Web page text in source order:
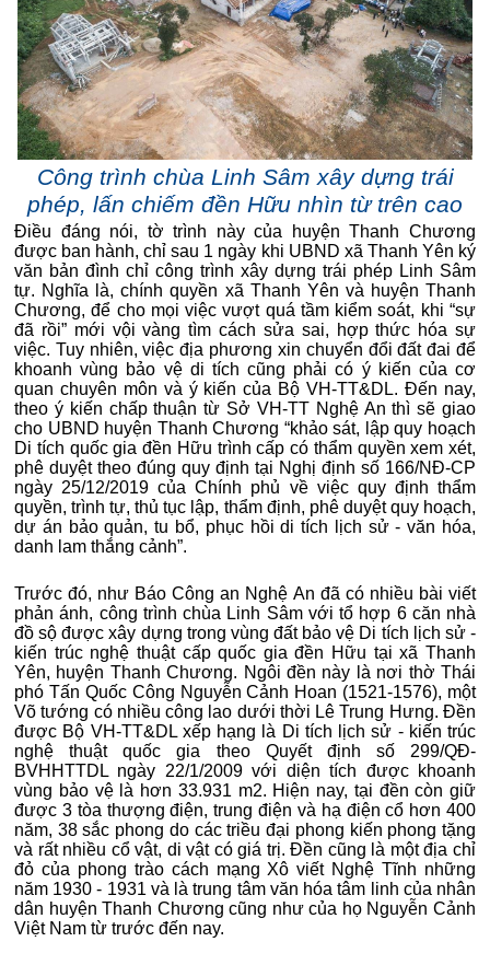
Công trình chùa Linh Sâm xây dựng trái
phép, lấn chiếm đền Hữu nhìn từ trên cao
Điều đáng nói, tờ trình này của huyện Thanh Chương
được ban hành, chỉ sau 1 ngày khi UBND xã Thanh Yên ký
văn bản đình chỉ công trình xây dựng trái phép Linh Sâm
tự. Nghĩa là, chính quyền xã Thanh Yên và huyện Thanh
Chương, để cho mọi việc vượt quá tầm kiểm soát, khi “sự
đã rồi” mới vội vàng tìm cách sửa sai, hợp thức hóa sự
việc. Tuy nhiên, việc địa phương xin chuyển đổi đất đai để
khoanh vùng bảo vệ di tích cũng phải có ý kiến của cơ
quan chuyên môn và ý kiến của Bộ VH-TT&DL. Đến nay,
theo ý kiến chấp thuận từ Sở VH-TT Nghệ An thì sẽ giao
cho UBND huyện Thanh Chương “khảo sát, lập quy hoạch
Di tích quốc gia đền Hữu trình cấp có thẩm quyền xem xét,
phê duyệt theo đúng quy định tại Nghị định số 166/NĐ-CP
ngày 25/12/2019 của Chính phủ về việc quy định thẩm
quyền, trình tự, thủ tục lập, thẩm định, phê duyệt quy hoạch,
dự án bảo quản, tu bổ, phục hồi di tích lịch sử - văn hóa,
danh lam thắng cảnh”.
Trước đó, như Báo Công an Nghệ An đã có nhiều bài viết
phản ánh, công trình chùa Linh Sâm với tổ hợp 6 căn nhà
đồ sộ được xây dựng trong vùng đất bảo vệ Di tích lịch sử -
kiến trúc nghệ thuật cấp quốc gia đền Hữu tại xã Thanh
Yên, huyện Thanh Chương. Ngôi đền này là nơi thờ Thái
phó Tấn Quốc Công Nguyễn Cảnh Hoan (1521-1576), một
Võ tướng có nhiều công lao dưới thời Lê Trung Hưng. Đền
được Bộ VH-TT&DL xếp hạng là Di tích lịch sử - kiến trúc
nghệ thuật quốc gia theo Quyết định số 299/QĐ-
BVHHTTDL ngày 22/1/2009 với diện tích được khoanh
vùng bảo vệ là hơn 33.931 m2. Hiện nay, tại đền còn giữ
được 3 tòa thượng điện, trung điện và hạ điện cổ hơn 400
năm, 38 sắc phong do các triều đại phong kiến phong tặng
và rất nhiều cổ vật, di vật có giá trị. Đền cũng là một địa chỉ
đỏ của phong trào cách mạng Xô viết Nghệ Tĩnh những
năm 1930 - 1931 và là trung tâm văn hóa tâm linh của nhân
dân huyện Thanh Chương cũng như của họ Nguyễn Cảnh
Việt Nam từ trước đến nay.